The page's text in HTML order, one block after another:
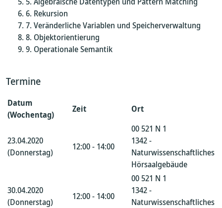
Rekursion
Veränderliche Variablen und Speicherverwaltung
Objektorientierung
Operationale Semantik
Termine
Datum
(Wochentag)
Zeit Ort
23.04.2020
(Donnerstag)
12:00 - 14:00
00 521 N 1
1342 -
Naturwissenschaftliches
Hörsaalgebäude
30.04.2020
(Donnerstag)
12:00 - 14:00
00 521 N 1
1342 -
Naturwissenschaftliches